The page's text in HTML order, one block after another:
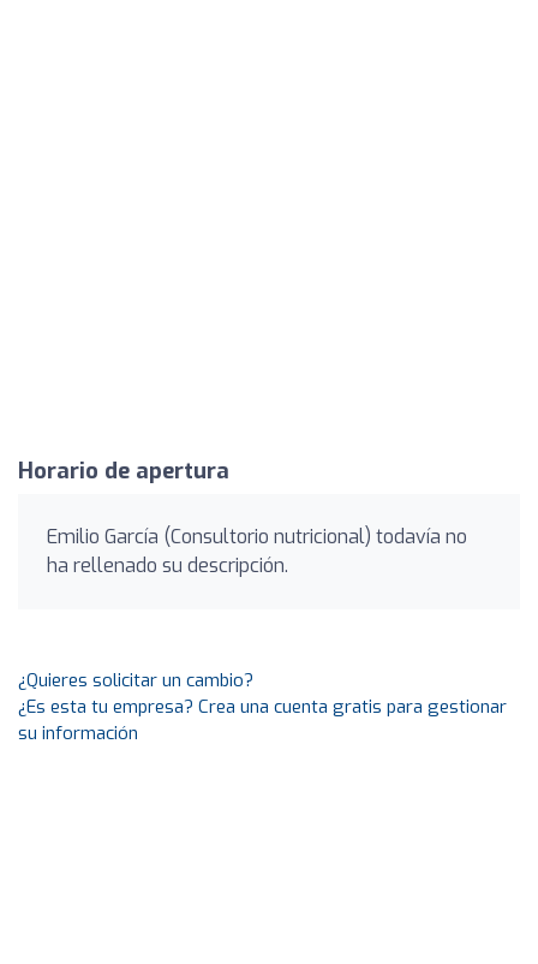
Horario de apertura
Emilio García (Consultorio nutricional) todavía no
ha rellenado su descripción.
¿Quieres solicitar un cambio?
¿Es esta tu empresa? Crea una cuenta gratis para gestionar
su información